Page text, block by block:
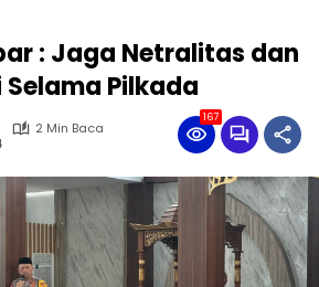
: Jaga Netralitas dan
Pilkada
2 Min Baca
167